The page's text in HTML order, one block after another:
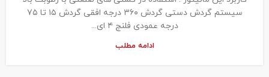
سیستم گردش دستی گردش ۳۶۰ درجه افقی گردش ۱۵ تا ۷۵
درجه عمودی فلنج ۴ ای...
ادامه مطلب